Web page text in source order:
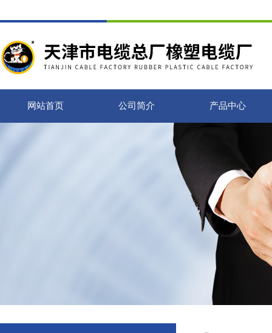
网站首页 公司简介 产品中心